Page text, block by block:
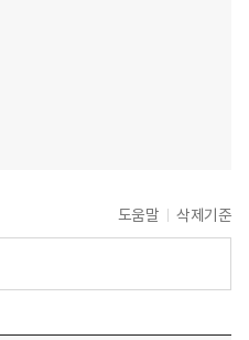
도움말 삭제기준